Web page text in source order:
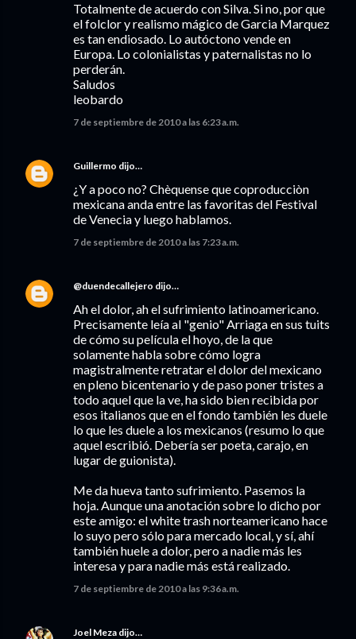
Totalmente de acuerdo con Silva. Si no, por que
el folclor y realismo mágico de Garcia Marquez
es tan endiosado. Lo autóctono vende en
Europa. Lo colonialistas y paternalistas no lo
perderán.
Saludos
leobardo
7 de septiembre de 2010 a las 6:23 a.m.
Guillermo dijo…
¿Y a poco no? Chèquense que coproducciòn
mexicana anda entre las favoritas del Festival
de Venecia y luego hablamos.
7 de septiembre de 2010 a las 7:23 a.m.
@duendecallejero dijo…
Ah el dolor, ah el sufrimiento latinoamericano.
Precisamente leía al "genio" Arriaga en sus tuits
de cómo su película el hoyo, de la que
solamente habla sobre cómo logra
magistralmente retratar el dolor del mexicano
en pleno bicentenario y de paso poner tristes a
todo aquel que la ve, ha sido bien recibida por
esos italianos que en el fondo también les duele
lo que les duele a los mexicanos (resumo lo que
aquel escribió. Debería ser poeta, carajo, en
lugar de guionista).
Me da hueva tanto sufrimiento. Pasemos la
hoja. Aunque una anotación sobre lo dicho por
este amigo: el white trash norteamericano hace
lo suyo pero sólo para mercado local, y sí, ahí
también huele a dolor, pero a nadie más les
interesa y para nadie más está realizado.
7 de septiembre de 2010 a las 9:36 a.m.
Joel Meza dijo…